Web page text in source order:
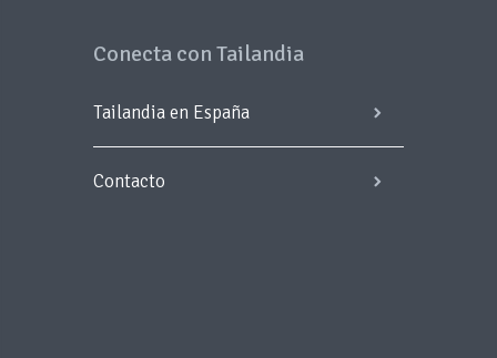
Conecta con Tailandia
Tailandia en España
Contacto